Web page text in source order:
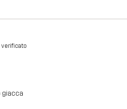
verificato
giacca